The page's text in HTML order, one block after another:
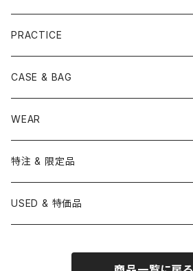
LUDWIG
GRETSCH
SABIAN
ISTANBUL MEHMET
MUTE
BEATER
STICK
DRUM STICK
MARCHING STICK
ELECTRICK DRUM
TABLA BONGO
DJEMBE
DARBUKA
PANDEIRO
TAMBORIM
HAND PAN
PAIR CYMBAL
SUSPENDED CYMBAL
小物楽器
TAMBORIN
TRAIANGLE
STICK
MALLET
MARIMBA
VIBRAPHONE
楽譜
打楽器ソロ
GONG
REMO
EVANS
TOM HEAD
6" HEAD
8" HEAD
BASS DRUM HEAD
18" HEAD
20" HEAD
OTHER HEAD
Cymbal Stands
Boom Stand
Straight Stand
Snare Stands
Hi-Hat Stands
Drum Pedals
Single Pedal
Hadware Kits
PRACTICE
CYMBAL
PAD
BOOK ＆ MOVIE
Rhythm & Drums magazine
CASE & BAG
STICK BAG
Link of Happiness
CYMBAL CASE
PERCUSSION CASE
WEAR
BURR FINE COFFEE
HI-HAT
特注 & 限定品
ZIldjian 選定シンバル
USED & 特価品